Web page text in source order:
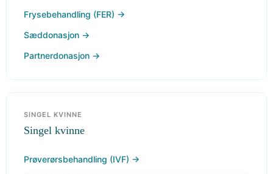
Frysebehandling (FER) →
Sæddonasjon →
Partnerdonasjon →
SINGEL KVINNE
Singel kvinne
Prøverørsbehandling (IVF) →